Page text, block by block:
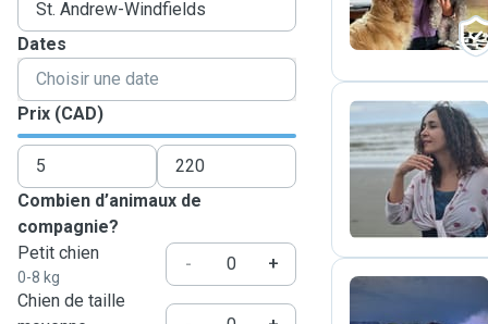
Dates
Prix (CAD)
Combien d’animaux de
compagnie?
Petit chien
0-8 kg
-
+
Chien de taille
S